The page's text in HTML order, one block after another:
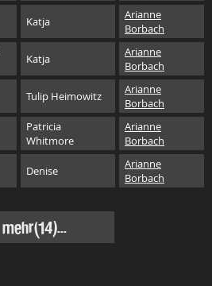
Katja
Arianne
Borbach
Katja
Arianne
Borbach
Tulip Heimowitz
Arianne
Borbach
Patricia
Whitmore
Arianne
Borbach
Denise
Arianne
Borbach
mehr(14)...